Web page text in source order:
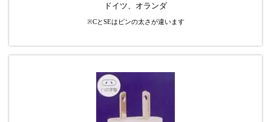
ドイツ、オランダ
※CとSEはピンの太さが違います